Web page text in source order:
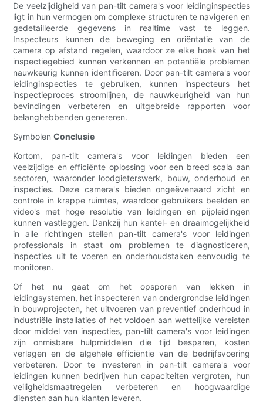
De veelzijdigheid van pan-tilt camera's voor leidinginspecties
ligt in hun vermogen om complexe structuren te navigeren en
gedetailleerde gegevens in realtime vast te leggen.
Inspecteurs kunnen de beweging en oriëntatie van de
camera op afstand regelen, waardoor ze elke hoek van het
inspectiegebied kunnen verkennen en potentiële problemen
nauwkeurig kunnen identificeren. Door pan-tilt camera's voor
leidinginspecties te gebruiken, kunnen inspecteurs het
inspectieproces stroomlijnen, de nauwkeurigheid van hun
bevindingen verbeteren en uitgebreide rapporten voor
belanghebbenden genereren.
SymbolenConclusie
Kortom, pan-tilt camera's voor leidingen bieden een
veelzijdige en efficiënte oplossing voor een breed scala aan
sectoren, waaronder loodgieterswerk, bouw, onderhoud en
inspecties. Deze camera's bieden ongeëvenaard zicht en
controle in krappe ruimtes, waardoor gebruikers beelden en
video's met hoge resolutie van leidingen en pijpleidingen
kunnen vastleggen. Dankzij hun kantel- en draaimogelijkheid
in alle richtingen stellen pan-tilt camera's voor leidingen
professionals in staat om problemen te diagnosticeren,
inspecties uit te voeren en onderhoudstaken eenvoudig te
monitoren.
Of het nu gaat om het opsporen van lekken in
leidingsystemen, het inspecteren van ondergrondse leidingen
in bouwprojecten, het uitvoeren van preventief onderhoud in
industriële installaties of het voldoen aan wettelijke vereisten
door middel van inspecties, pan-tilt camera's voor leidingen
zijn onmisbare hulpmiddelen die tijd besparen, kosten
verlagen en de algehele efficiëntie van de bedrijfsvoering
verbeteren. Door te investeren in pan-tilt camera's voor
leidingen kunnen bedrijven hun capaciteiten vergroten, hun
veiligheidsmaatregelen verbeteren en hoogwaardige
diensten aan hun klanten leveren.